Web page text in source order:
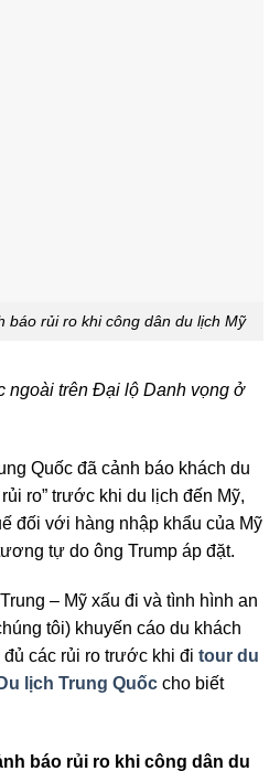
báo rủi ro khi công dân du lịch Mỹ
ngoài trên Đại lộ Danh vọng ở
Quốc đã cảnh báo khách du
ro” trước khi du lịch đến Mỹ,
đối với hàng nhập khẩu của Mỹ
tự do ông Trump áp đặt.
– Mỹ xấu đi và tình hình an
tôi) khuyến cáo du khách
các rủi ro trước khi đi tour du
Du lịch Trung Quốc cho biết
báo rủi ro khi công dân du